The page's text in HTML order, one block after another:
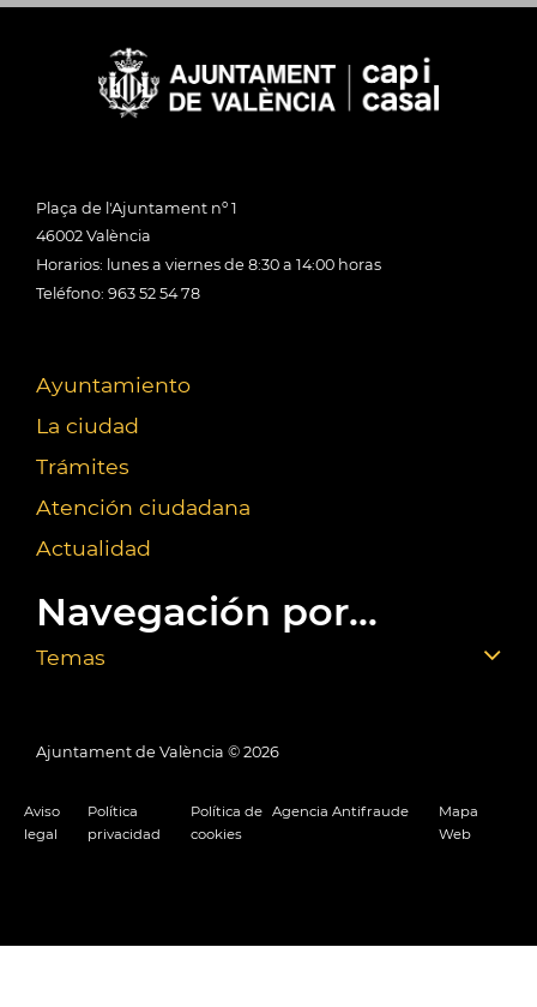
Plaça de l'Ajuntament nº 1
46002 València
Horarios: lunes a viernes de 8:30 a 14:00 horas
Teléfono: 963 52 54 78
Ayuntamiento
La ciudad
Trámites
Atención ciudadana
Actualidad
Navegación por...
Temas
Ajuntament de València © 2026
Aviso
legal
Política
privacidad
Política de
cookies
Agencia Antifraude
Mapa
Web